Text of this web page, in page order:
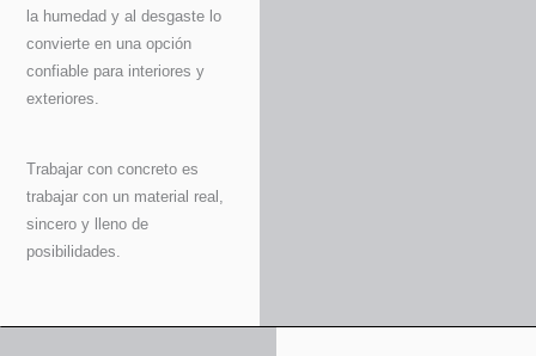
la humedad y al desgaste lo
convierte en una opción
confiable para interiores y
exteriores.
Trabajar con concreto es
trabajar con un material real,
sincero y lleno de
posibilidades.